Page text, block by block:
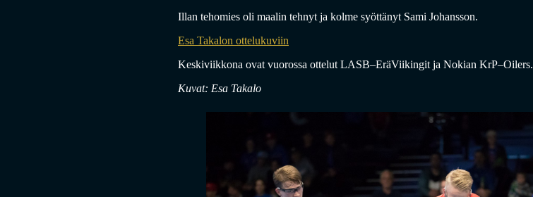
Illan tehomies oli maalin tehnyt ja kolme syöttänyt Sami Johansson.
Esa Takalon ottelukuviin
Keskiviikkona ovat vuorossa ottelut LASB–EräViikingit ja Nokian KrP–Oilers.
Kuvat: Esa Takalo